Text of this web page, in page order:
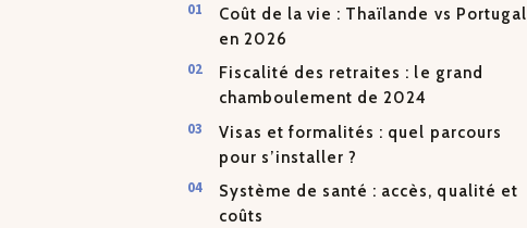
Coût de la vie : Thaïlande vs Portugal
en 2026
Fiscalité des retraites : le grand
chamboulement de 2024
Visas et formalités : quel parcours
pour s’installer ?
Système de santé : accès, qualité et
coûts